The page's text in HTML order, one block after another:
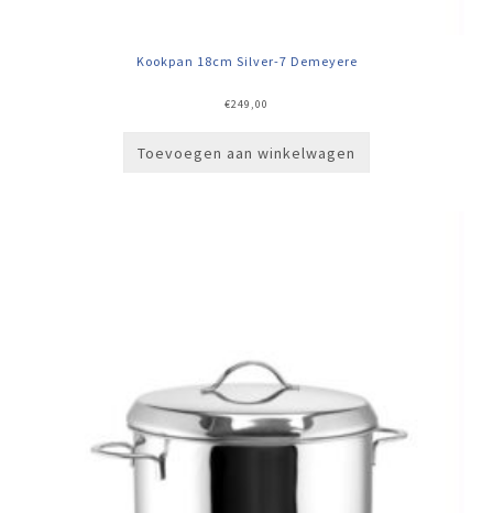
Kookpan 18cm Silver-7 Demeyere
€249,00
Toevoegen aan winkelwagen